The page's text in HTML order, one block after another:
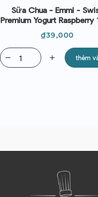
Sữa Chua - Emmi -
Premium Yogurt Raspberry
Giá
₫39,000
add
remove thêm